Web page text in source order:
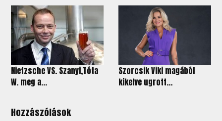
Nietzsche VS. Szanyi,Tóta
W. meg a...
Szorcsik Viki magából
kikelve ugrott...
Hozzászólások